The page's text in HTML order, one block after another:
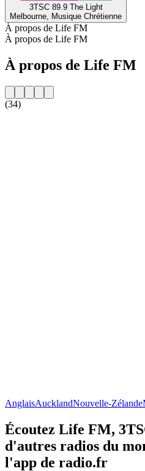
3TSC 89.9 The Light
Melbourne, Musique Chrétienne
À propos de Life FM
À propos de Life FM
À propos de Life FM
(34)
AnglaisAucklandNouvelle-Zélande
Écoutez Life FM,
d'autres radios du
l'app de radio.fr